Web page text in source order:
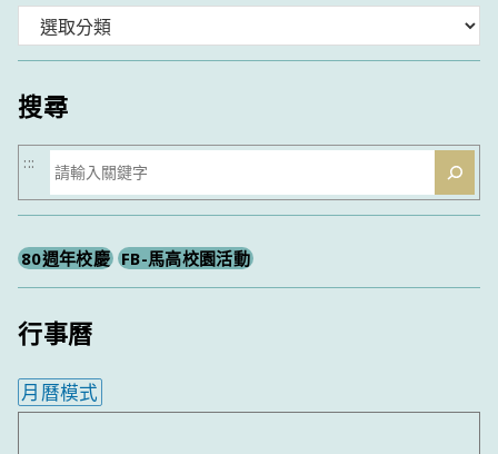
類
搜尋
搜
尋
:::
80週年校慶 FB-馬高校園活動
行事曆
月曆模式